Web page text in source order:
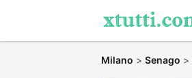
Milano > Senago >